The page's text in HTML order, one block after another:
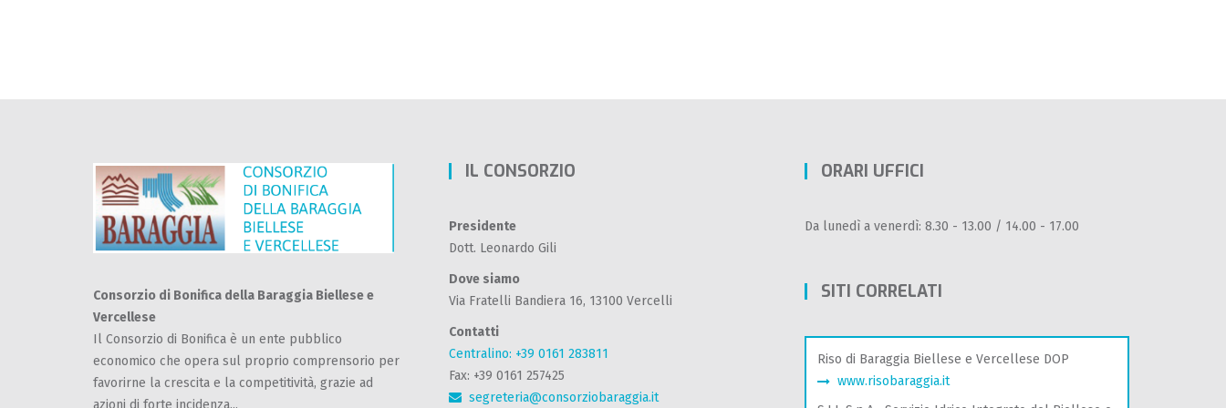
Consorzio di Bonifica della Baraggia Biellese e
Vercellese
Il Consorzio di Bonifica è un ente pubblico
economico che opera sul proprio comprensorio per
favorirne la crescita e la competitività, grazie ad
IL CONSORZIO
Presidente
Dott. Leonardo Gili
Dove siamo
Via Fratelli Bandiera 16, 13100 Vercelli
Contatti
Centralino: +39 0161 283811
Fax: +39 0161 257425
segreteria@consorziobaraggia.it
ORARI UFFICI
Da lunedì a venerdì: 8.30 - 13.00 / 14.00 - 17.00
SITI CORRELATI
Riso di Baraggia Biellese e Vercellese DOP
www.risobaraggia.it